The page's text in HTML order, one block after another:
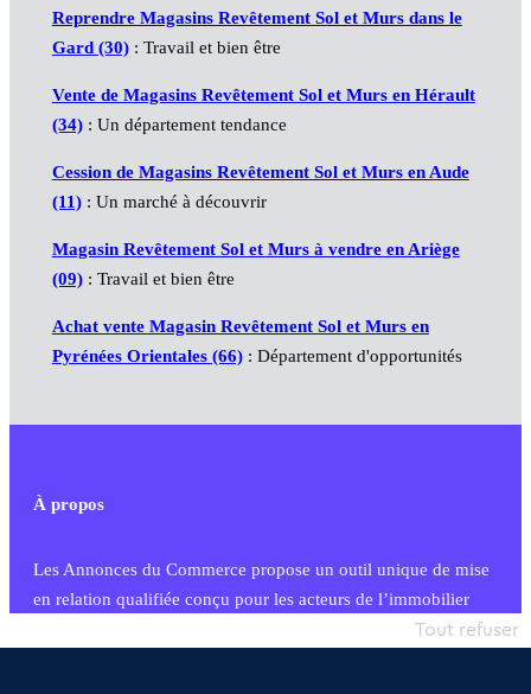
Reprendre Magasins Revêtement Sol et Murs dans le
Gard (30): Travail et bien être
Vente de Magasins Revêtement Sol et Murs en Hérault
(34): Un département tendance
Cession de Magasins Revêtement Sol et Murs en Aude
(11): Un marché à découvrir
Magasin Revêtement Sol et Murs à vendre en Ariège
(09): Travail et bien être
Achat vente Magasin Revêtement Sol et Murs en
Pyrénées Orientales (66): Département d'opportunités
À propos
Les Annonces du Commerce propose un outil unique de mise
en relation qualifiée conçu pour les acteurs de l’immobilier
commercial et les collectivités territoriales, simple et intégrant
Tout refuser